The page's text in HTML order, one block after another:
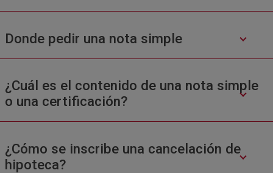
Donde pedir una nota simple
¿Cuál es el contenido de una nota simple
o una certificación?
¿Cómo se inscribe una cancelación de
hipoteca?